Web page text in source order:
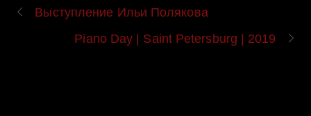
Выступление Ильи Полякова
Piano Day | Saint Petersburg | 2019